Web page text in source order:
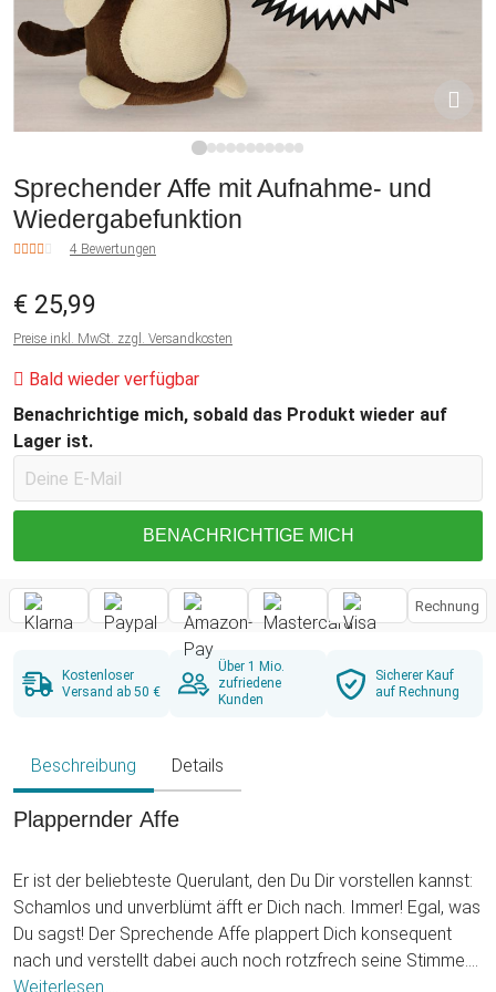
Sprechender Affe mit Aufnahme- und
Wiedergabefunktion
4 Bewertungen
€ 25,99
Preise inkl. MwSt. zzgl. Versandkosten
Bald wieder verfügbar
Benachrichtige mich, sobald das Produkt wieder auf
Lager ist.
BENACHRICHTIGE MICH
Rechnung
Kostenloser
Versand ab 50 €
Über 1 Mio.
zufriedene
Kunden
Sicherer Kauf
auf Rechnung
Beschreibung Details
Plappernder Affe
Er ist der beliebteste Querulant, den Du Dir vorstellen kannst:
Schamlos und unverblümt äfft er Dich nach. Immer! Egal, was
Du sagst! Der Sprechende Affe plappert Dich konsequent
nach und verstellt dabei auch noch rotzfrech seine Stimme.
Was für ein dreistes Kerlchen!
Weiterlesen ...